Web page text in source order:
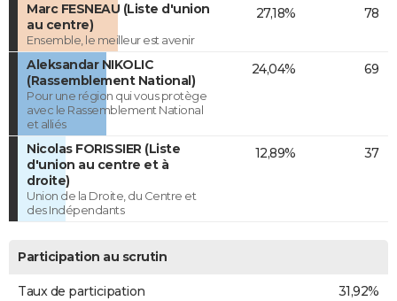
Marc FESNEAU (Liste d'union
au centre)
Ensemble, le meilleur est avenir
27,18% 78
Aleksandar NIKOLIC
(Rassemblement National)
Pour une région qui vous protège
avec le Rassemblement National
et alliés
24,04% 69
Nicolas FORISSIER (Liste
d'union au centre et à
droite)
Union de la Droite, du Centre et
des Indépendants
12,89% 37
Participation au scrutin
Taux de participation 31,92%